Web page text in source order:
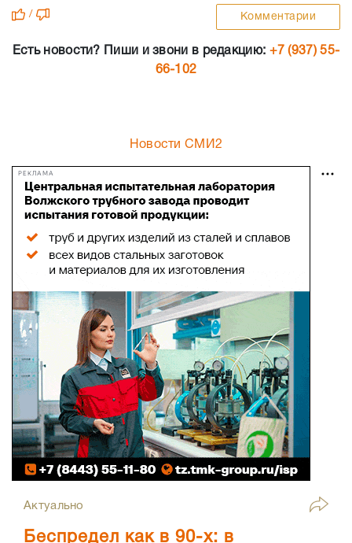
/ Комментарии
Есть новости? Пиши и звони в редакцию: +7 (937) 55-
66-102
Новости СМИ2
РЕКЛАМА
Актуально
Беспредел как в 90-х: в